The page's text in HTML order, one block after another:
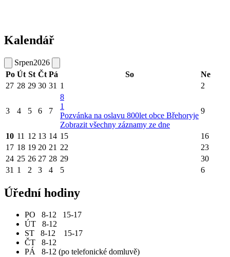
Kalendář
Srpen2026
Po Út St Čt Pá So
Ne
27 28 29 30 31 1 2
3 4 5 6 7
8
1
Pozvánka na oslavu 800let obce Břehoryje
Zobrazit všechny záznamy ze dne
9
10 11 12 13 14 15
16
17 18 19 20 21 22
23
24 25 26 27 28 29
30
31 1 2 3 4 5 6
Úřední hodiny
PO 8-12 15-17
ÚT 8-12
ST 8-12 15-17
ČT 8-12
PÁ 8-12 (po telefonické domluvě)